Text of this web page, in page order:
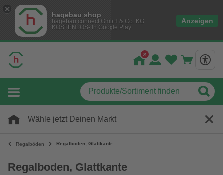
hagebau shop
hagebau connect GmbH & Co. KG
KOSTENLOS- In Google Play
Anzeigen
Wähle jetzt Deinen Markt
Regalböden Regalboden, Glattkante
Regalboden, Glattkante